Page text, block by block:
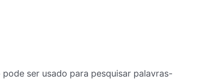
ser usado para pesquisar palavras-